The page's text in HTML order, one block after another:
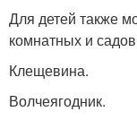
Для детей также
комнатных и
Клещевина.
Волчеягодник.